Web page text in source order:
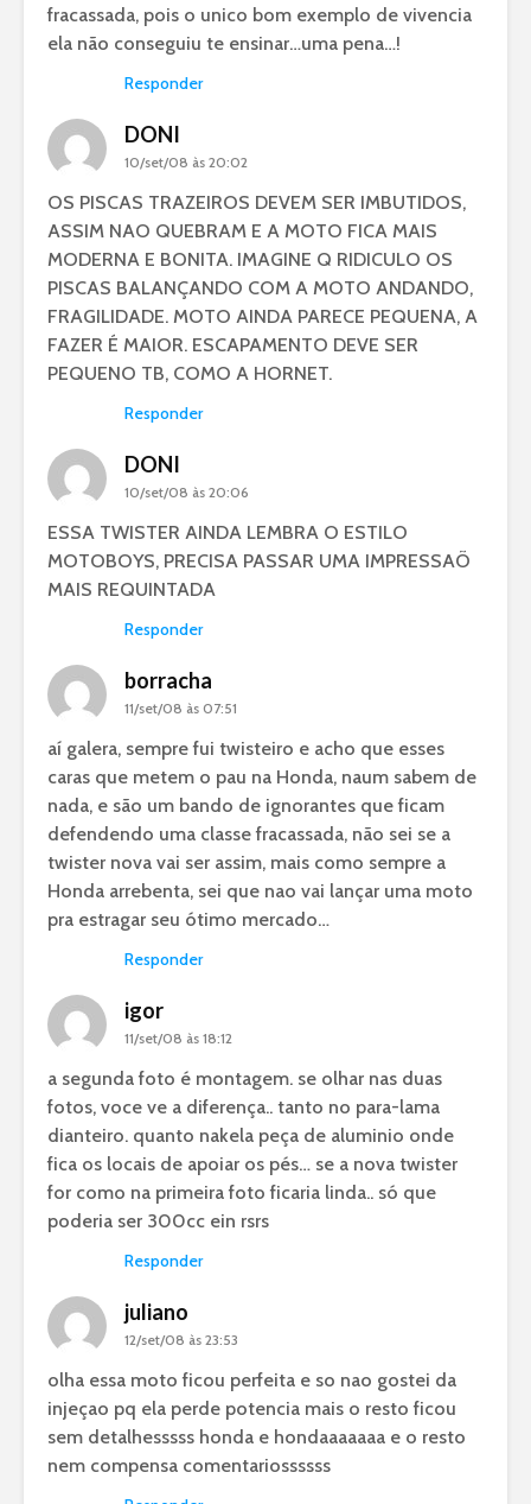
fracassada, pois o unico bom exemplo de vivencia
ela não conseguiu te ensinar…uma pena…!
Responder
DONI
10/set/08 às 20:02
OS PISCAS TRAZEIROS DEVEM SER IMBUTIDOS,
ASSIM NAO QUEBRAM E A MOTO FICA MAIS
MODERNA E BONITA. IMAGINE Q RIDICULO OS
PISCAS BALANÇANDO COM A MOTO ANDANDO,
FRAGILIDADE. MOTO AINDA PARECE PEQUENA, A
FAZER É MAIOR. ESCAPAMENTO DEVE SER
PEQUENO TB, COMO A HORNET.
Responder
DONI
10/set/08 às 20:06
ESSA TWISTER AINDA LEMBRA O ESTILO
MOTOBOYS, PRECISA PASSAR UMA IMPRESSAÕ
MAIS REQUINTADA
Responder
borracha
11/set/08 às 07:51
aí galera, sempre fui twisteiro e acho que esses
caras que metem o pau na Honda, naum sabem de
nada, e são um bando de ignorantes que ficam
defendendo uma classe fracassada, não sei se a
twister nova vai ser assim, mais como sempre a
Honda arrebenta, sei que nao vai lançar uma moto
pra estragar seu ótimo mercado…
Responder
igor
11/set/08 às 18:12
a segunda foto é montagem. se olhar nas duas
fotos, voce ve a diferença.. tanto no para-lama
dianteiro. quanto nakela peça de aluminio onde
fica os locais de apoiar os pés… se a nova twister
for como na primeira foto ficaria linda.. só que
poderia ser 300cc ein rsrs
Responder
juliano
12/set/08 às 23:53
olha essa moto ficou perfeita e so nao gostei da
injeçao pq ela perde potencia mais o resto ficou
sem detalhesssss honda e hondaaaaaaa e o resto
nem compensa comentariossssss